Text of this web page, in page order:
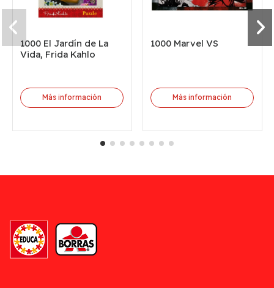
1000 El Jardín de La
Vida, Frida Kahlo
Más información
1000 Marvel VS
Más información